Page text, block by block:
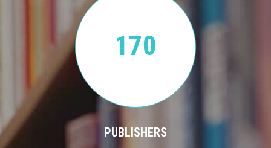
170
PUBLISHERS